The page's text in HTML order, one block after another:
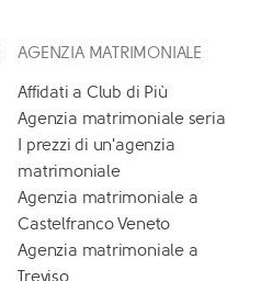
AGENZIA MATRIMONIALE
Affidati a Club di Più
Agenzia matrimoniale seria
I prezzi di un'agenzia
matrimoniale
Agenzia matrimoniale a
Castelfranco Veneto
Agenzia matrimoniale a
Treviso